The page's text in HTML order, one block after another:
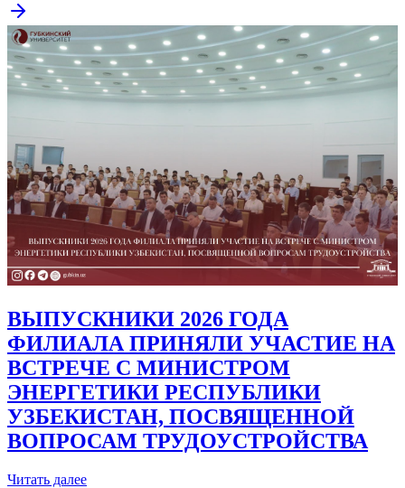
ВЫПУСКНИКИ 2026 ГОДА
ФИЛИАЛА ПРИНЯЛИ УЧАСТИЕ НА
ВСТРЕЧЕ С МИНИСТРОМ
ЭНЕРГЕТИКИ РЕСПУБЛИКИ
УЗБЕКИСТАН, ПОСВЯЩЕННОЙ
ВОПРОСАМ ТРУДОУСТРОЙСТВА
Читать далее